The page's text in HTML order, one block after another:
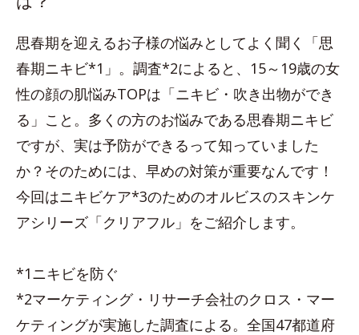
思春期を迎えるお子様の悩みとしてよく聞く「思
春期ニキビ*1」。調査*2によると、15～19歳の女
性の顔の肌悩みTOPは「ニキビ・吹き出物ができ
る」こと。多くの方のお悩みである思春期ニキビ
ですが、実は予防ができるって知っていました
か？そのためには、早めの対策が重要なんです！
今回はニキビケア*3のためのオルビスのスキンケ
アシリーズ「クリアフル」をご紹介します。
*1ニキビを防ぐ
*2マーケティング・リサーチ会社のクロス・マー
ケティングが実施した調査による。全国47都道府